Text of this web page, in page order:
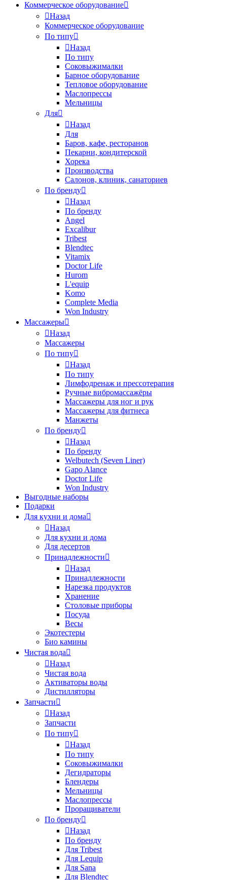
Коммерческое оборудование
Назад
Коммерческое оборудование
По типу
Назад
По типу
Соковыжималки
Барное оборудование
Тепловое оборудование
Маслопрессы
Мельницы
Для
Назад
Для
Баров, кафе, ресторанов
Пекарни, кондитерской
Хорека
Производства
Салонов, клиник, санаториев
По бренду
Назад
По бренду
Angel
Excalibur
Tribest
Blendtec
Vitamix
Doctor Life
Hurom
L'equip
Komo
Complete Media
Won Industry
Массажеры
Назад
Массажеры
По типу
Назад
По типу
Лимфодренаж и прессотерапия
Ручные вибромассажёры
Массажеры для ног и рук
Массажеры для фитнеса
Манжеты
По бренду
Назад
По бренду
Welbutech (Seven Liner)
Gapo Alance
Doctor Life
Won Industry
Выгодные наборы
Подарки
Для кухни и дома
Назад
Для кухни и дома
Для десертов
Принадлежности
Назад
Принадлежности
Нарезка продуктов
Хранение
Столовые приборы
Посуда
Весы
Экотестеры
Био камины
Чистая вода
Назад
Чистая вода
Активаторы воды
Дистилляторы
Запчасти
Назад
Запчасти
По типу
Назад
По типу
Соковыжималки
Дегидраторы
Блендеры
Мельницы
Маслопрессы
Проращиватели
По бренду
Назад
По бренду
Для Tribest
Для Lequip
Для Sana
Для Blendtec